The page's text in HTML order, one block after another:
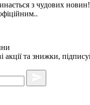
з чудових
акції та знижки,